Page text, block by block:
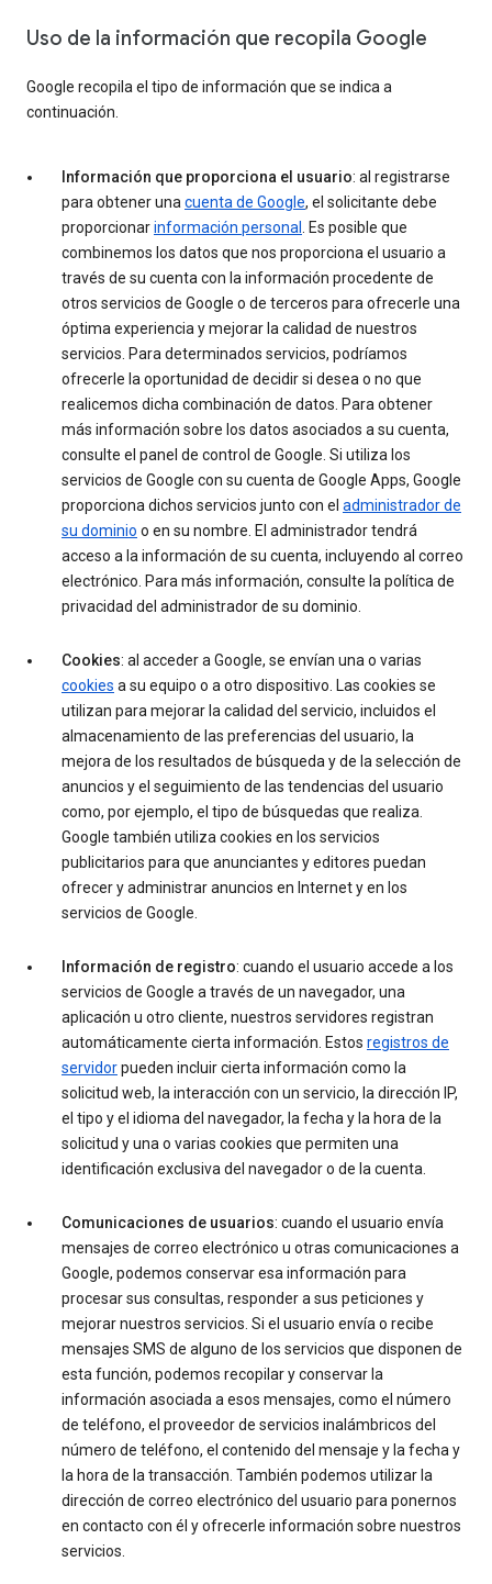
Uso de la información que recopila Google
Google recopila el tipo de información que se indica a
continuación.
Información que proporciona el usuario: al registrarse
para obtener una cuenta de Google, el solicitante debe
proporcionarinformación personal
. Es posible que
combinemos los datos que nos proporciona el usuario a
través de su cuenta con la información procedente de
otros servicios de Google o de terceros para ofrecerle una
óptima experiencia y mejorar la calidad de nuestros
servicios. Para determinados servicios, podríamos
ofrecerle la oportunidad de decidir si desea o no que
realicemos dicha combinación de datos. Para obtener
más información sobre los datos asociados a su cuenta,
consulte el panel de control de Google. Si utiliza los
servicios de Google con su cuenta de Google Apps, Google
proporciona dichos servicios junto con el administrador de
su dominio o en su nombre. El administrador tendrá
acceso a la información de su cuenta, incluyendo al correo
electrónico. Para más información, consulte la política de
privacidad del administrador de su dominio.
Cookies: al acceder a Google, se envían una o varias
cookies a su equipo o a otro dispositivo. Las cookies se
utilizan para mejorar la calidad del servicio, incluidos el
almacenamiento de las preferencias del usuario, la
mejora de los resultados de búsqueda y de la selección de
anuncios y el seguimiento de las tendencias del usuario
como, por ejemplo, el tipo de búsquedas que realiza.
Google también utiliza cookies en los servicios
publicitarios para que anunciantes y editores puedan
ofrecer y administrar anuncios en Internet y en los
servicios de Google.
Información de registro: cuando el usuario accede a los
servicios de Google a través de un navegador, una
aplicación u otro cliente, nuestros servidores registran
automáticamente cierta información. Estos registros de
servidorpueden incluir cierta información como la
solicitud web, la interacción con un servicio, la dirección IP,
el tipo y el idioma del navegador, la fecha y la hora de la
solicitud y una o varias cookies que permiten una
identificación exclusiva del navegador o de la cuenta.
Comunicaciones de usuarios: cuando el usuario envía
mensajes de correo electrónico u otras comunicaciones a
Google, podemos conservar esa información para
procesar sus consultas, responder a sus peticiones y
mejorar nuestros servicios. Si el usuario envía o recibe
mensajes SMS de alguno de los servicios que disponen de
esta función, podemos recopilar y conservar la
información asociada a esos mensajes, como el número
de teléfono, el proveedor de servicios inalámbricos del
número de teléfono, el contenido del mensaje y la fecha y
la hora de la transacción. También podemos utilizar la
dirección de correo electrónico del usuario para ponernos
en contacto con él y ofrecerle información sobre nuestros
servicios.